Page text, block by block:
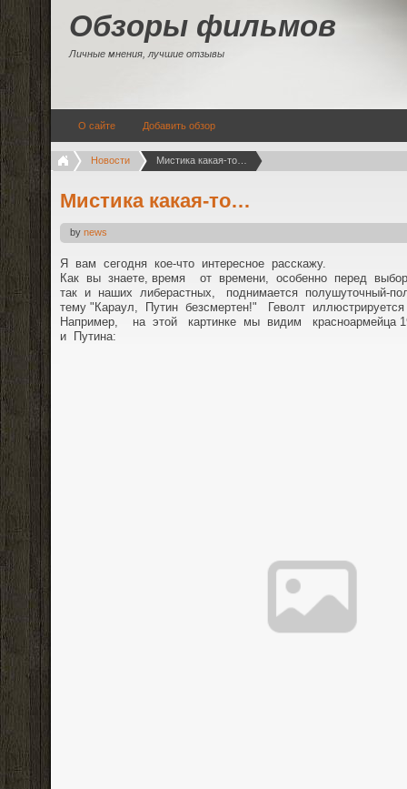
Обзоры фильмов
Личные мнения, лучшие отзывы
О сайте Добавить обзор
Новости Мистика какая-то…
Мистика какая-то…
by news
Я вам сегодня кое-что интересное расскажу.
Как вы знаете, время от времени, особенно перед
так и наших либерастных, поднимается полушуточный-
тему "Караул, Путин безсмертен!" Геволт
Например, на этой картинке мы видим красноармейца
и Путина: